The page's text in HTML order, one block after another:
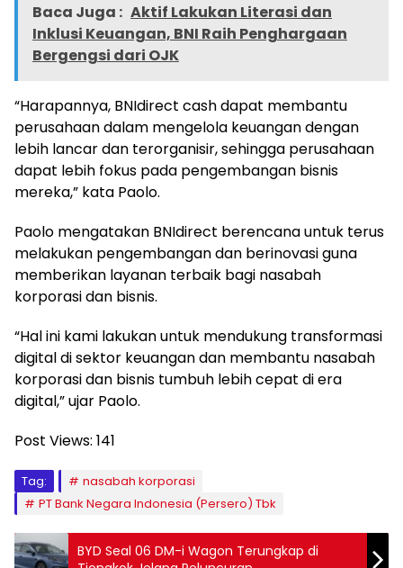
Baca Juga : Aktif Lakukan Literasi dan
Inklusi Keuangan, BNI Raih Penghargaan
Bergengsi dari OJK
“Harapannya, BNIdirect cash dapat membantu
perusahaan dalam mengelola keuangan dengan
lebih lancar dan terorganisir, sehingga perusahaan
dapat lebih fokus pada pengembangan bisnis
mereka,” kata Paolo.
Paolo mengatakan BNIdirect berencana untuk terus
melakukan pengembangan dan berinovasi guna
memberikan layanan terbaik bagi nasabah
korporasi dan bisnis.
“Hal ini kami lakukan untuk mendukung transformasi
digital di sektor keuangan dan membantu nasabah
korporasi dan bisnis tumbuh lebih cepat di era
digital,” ujar Paolo.
Post Views: 141
Tag:
nasabah korporasi
PT Bank Negara Indonesia (Persero) Tbk
BYD Seal 06 DM-i Wagon Terungkap di